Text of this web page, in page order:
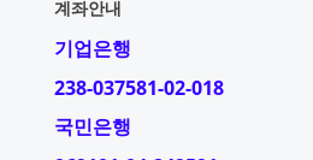
계좌안내
기업은행
238-037581-02-018
국민은행